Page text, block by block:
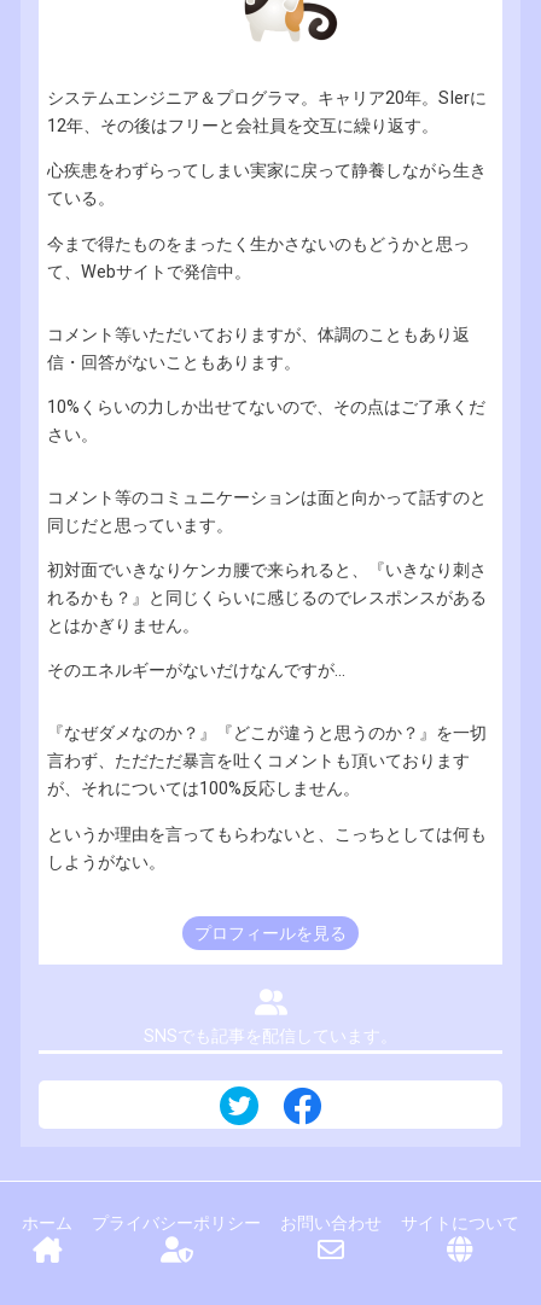
システムエンジニア＆プログラマ。キャリア20年。SIerに
12年、その後はフリーと会社員を交互に繰り返す。
心疾患をわずらってしまい実家に戻って静養しながら生き
ている。
今まで得たものをまったく生かさないのもどうかと思っ
て、Webサイトで発信中。
コメント等いただいておりますが、体調のこともあり返
信・回答がないこともあります。
10%くらいの力しか出せてないので、その点はご了承くだ
さい。
コメント等のコミュニケーションは面と向かって話すのと
同じだと思っています。
初対面でいきなりケンカ腰で来られると、『いきなり刺さ
れるかも？』と同じくらいに感じるのでレスポンスがある
とはかぎりません。
そのエネルギーがないだけなんですが...
『なぜダメなのか？』『どこが違うと思うのか？』を一切
言わず、ただただ暴言を吐くコメントも頂いております
が、それについては100%反応しません。
というか理由を言ってもらわないと、こっちとしては何も
しようがない。
プロフィールを見る
SNSでも記事を配信しています。
ホーム プライバシーポリシー お問い合わせ サイトについて